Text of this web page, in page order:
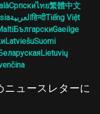
Српскиไทย繁體中文
العربيةहिन्दीTiếng Việt
БългарскиGaeilge
LatviešuSuomi
Lietuvių
ニュースレターに